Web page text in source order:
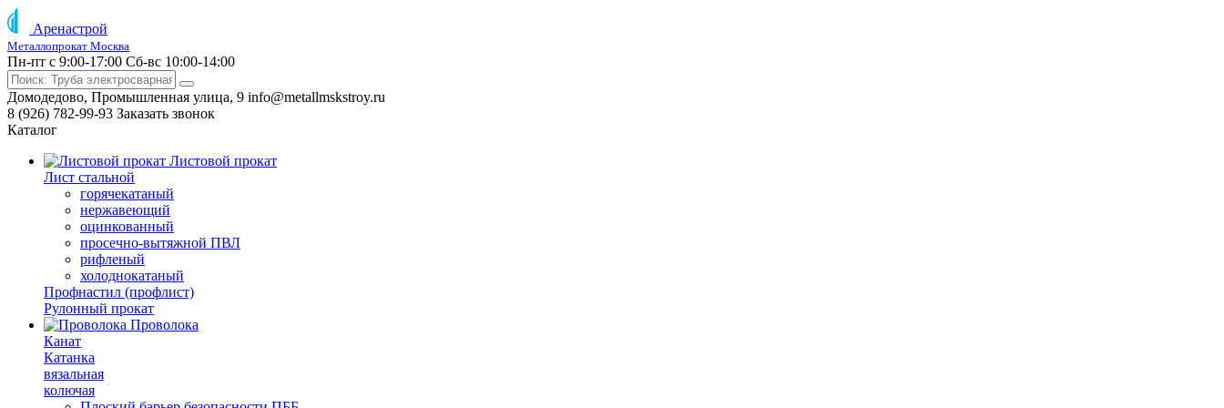
Аренастрой
Металлопрокат Москва
Пн-пт с 9:00-17:00 Сб-вс 10:00-14:00
Домодедово, Промышленная улица, 9 info@metallmskstroy.ru
8 (926) 782-99-93 Заказать звонок
Каталог
Листовой прокат
Лист стальной
горячекатаный
нержавеющий
оцинкованный
просечно-вытяжной ПВЛ
рифленый
холоднокатаный
Профнастил (профлист)
Рулонный прокат
Проволока
Канат
Катанка
вязальная
колючая